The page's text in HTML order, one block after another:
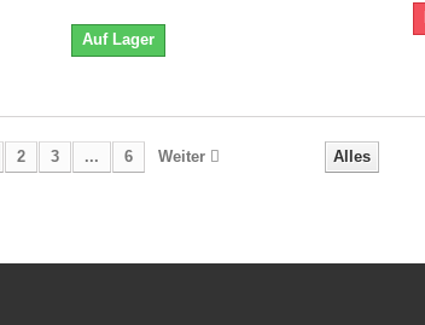
Auf Lager
Alles
2 3 ... 6 Weiter